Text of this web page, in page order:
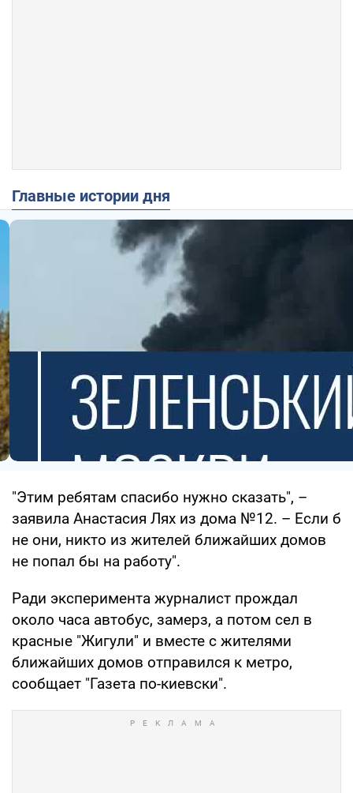
Главные истории дня
"Этим ребятам спасибо нужно сказать", –
заявила Анастасия Лях из дома №12. – Если б
не они, никто из жителей ближайших домов
не попал бы на работу".
Ради эксперимента журналист прождал
около часа автобус, замерз, а потом сел в
красные "Жигули" и вместе с жителями
ближайших домов отправился к метро,
сообщает "Газета по-киевски".